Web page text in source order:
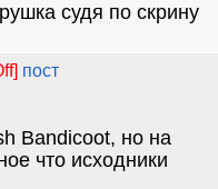
судя по скрину
пост
Bandicoot, но на
что исходники